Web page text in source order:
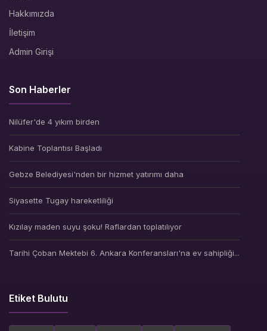
Hakkımızda
İletişim
Admin Girişi
Son Haberler
Nilüfer'de 4 yıkım birden
Kabine Toplantısı Başladı
Gebze Belediyesi'nden bir hizmet yatırımı daha
Siyasette Tugay hareketliliği
Kızılay maden suyu şoku! Raflardan toplatılıyor
Tarihi Çoban Mektebi 6. Ankara Konferansları'na ev sahipliği...
Etiket Bulutu